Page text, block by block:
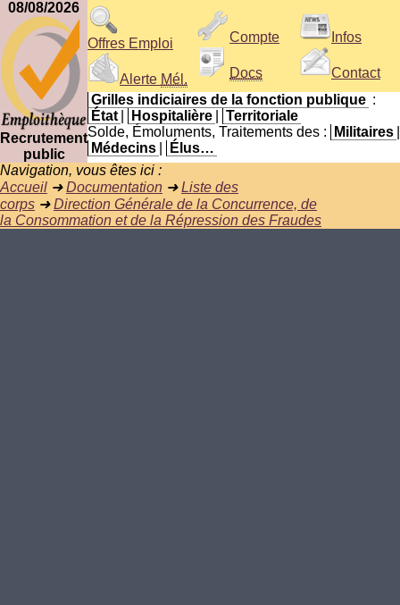
08/08/2026
Recrutement
public
Offres Emploi
Alerte Mél.
Compte
Docs
Infos
Contact
Grilles indiciaires de la fonction publique :
État
Hospitalière
Territoriale
Solde, Émoluments, Traitements des :
Militaires
Médecins
Élus…
Navigation, vous êtes ici :
Accueil ➜Documentation ➜Liste des
corps ➜Direction Générale de la Concurrence, de
la Consommation et de la Répression des Fraudes